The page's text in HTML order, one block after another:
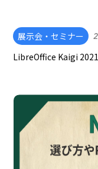
展示会・セミナー
LibreOffice Kaigi